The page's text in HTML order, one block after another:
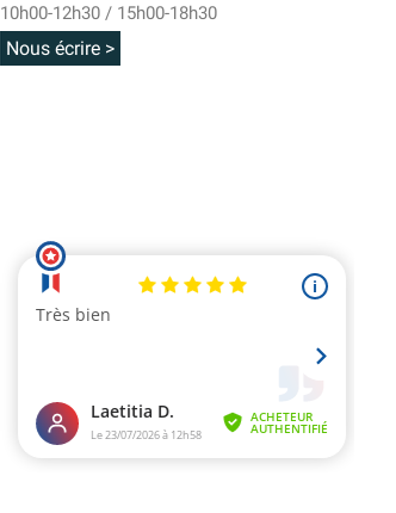
10h00-12h30 / 15h00-18h30
Nous écrire >